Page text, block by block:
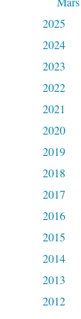
2025
2024
2023
2022
2021
2020
2019
2018
2017
2016
2015
2014
2013
2012